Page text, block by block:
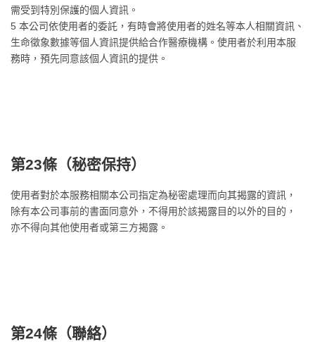
需受到特別保護的個人資訊。
5 本公司依使用者的委託，有時會將使用者的姓名等本人相關資訊、
生命徵象數據等個人資訊提供給合作醫療機構。使用者於利用本服
務時，預先同意該個人資訊的提供。
第23條（秘密保持）
使用者對於本服務相關本公司指定為秘密處理而向其揭露的資訊，
除有本公司事前的書面同意外，不得用於該揭露目的以外的目的，
亦不得向其他使用者或第三方揭露。
第24條（聯絡）